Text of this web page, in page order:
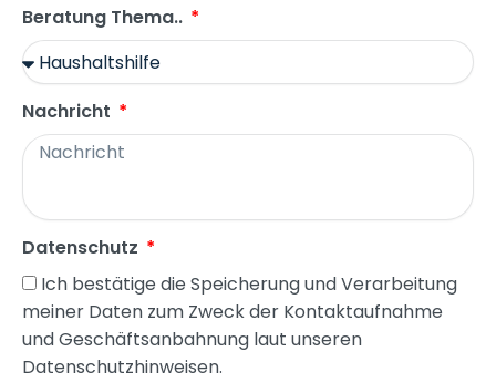
Beratung Thema..
Nachricht
Datenschutz
Ich bestätige die Speicherung und Verarbeitung
meiner Daten zum Zweck der Kontaktaufnahme
und Geschäftsanbahnung laut unseren
Datenschutzhinweisen.